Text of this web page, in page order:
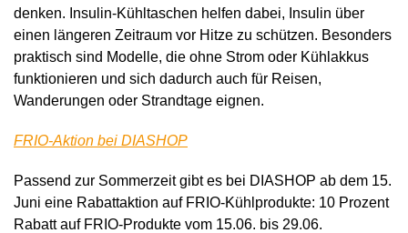
denken. Insulin-Kühltaschen helfen dabei, Insulin über
einen längeren Zeitraum vor Hitze zu schützen. Besonders
praktisch sind Modelle, die ohne Strom oder Kühlakkus
funktionieren und sich dadurch auch für Reisen,
Wanderungen oder Strandtage eignen.
FRIO-Aktion bei DIASHOP
Passend zur Sommerzeit gibt es bei DIASHOP ab dem 15.
Juni eine Rabattaktion auf FRIO-Kühlprodukte: 10 Prozent
Rabatt auf FRIO-Produkte vom 15.06. bis 29.06.